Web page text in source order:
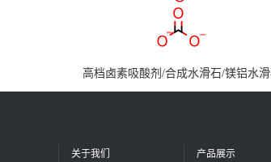
高档卤素吸酸剂/合成水滑石/镁铝水
关于我们 产品展示